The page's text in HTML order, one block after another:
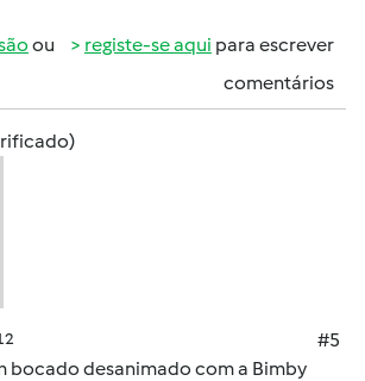
ou registe-se aqui para escrever
comentários
#5
bocado desanimado com a Bimby